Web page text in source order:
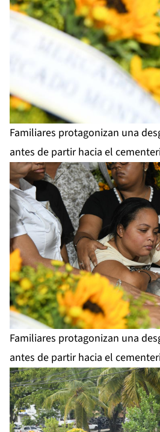
Familiares protagonizan una
antes de partir hacia el
Familiares protagonizan una
antes de partir hacia el